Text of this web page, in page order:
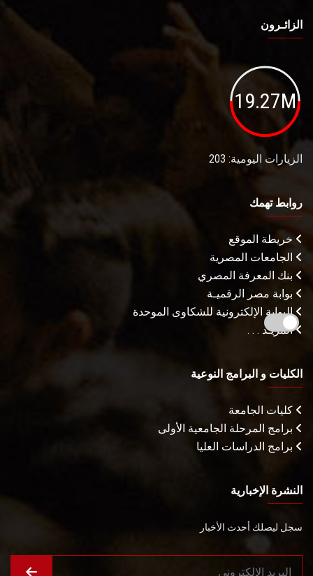
الزائـرون
19.27M
الزيارات اليومية: 203
روابط تهمك
خريطة الموقع
الجامعات المصرية
بنك المعرفة المصري
بوابة مصر الرقميـة
البوابة الإلكترونية للشكاوى الموحدة
المزيـد . . .
الكليات و البرامج النوعية
كليات الجامعة
برامج المرحلة الجامعية الأولى
برامج الدراسات العليا
النشرة الإخبارية
سجل ليصلك أحدث الأخبار